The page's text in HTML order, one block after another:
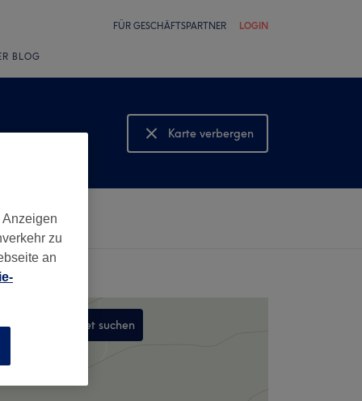
FÜR GESCHÄFTSPARTNER LOGIN
BLOG
Karte verbergen
Karte anzeigen
In diesem Gebiet suchen
zu
an